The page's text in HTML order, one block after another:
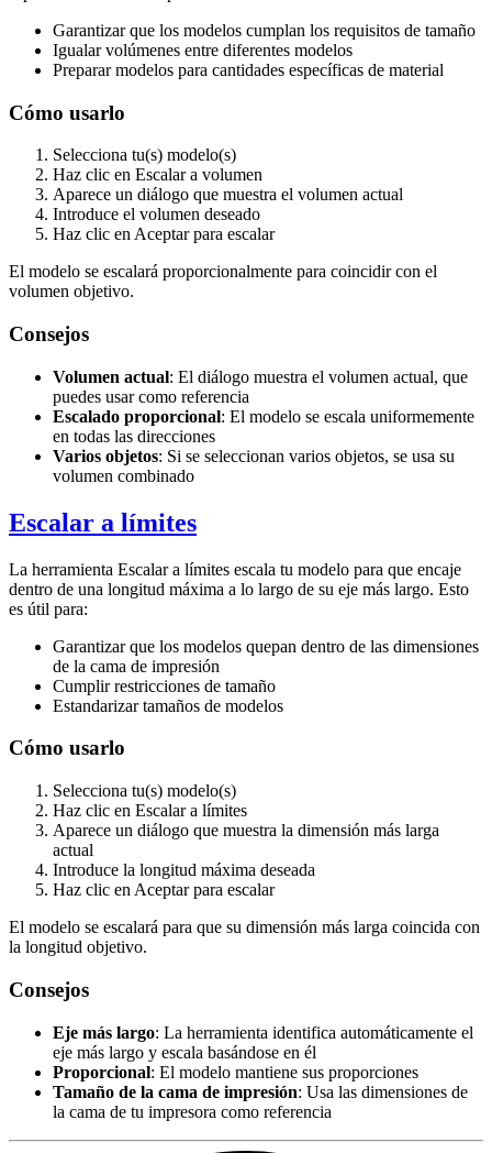
Garantizar que los modelos cumplan los requisitos de tamaño
Igualar volúmenes entre diferentes modelos
Preparar modelos para cantidades específicas de material
Cómo usarlo
Selecciona tu(s) modelo(s)
Haz clic en Escalar a volumen
Aparece un diálogo que muestra el volumen actual
Introduce el volumen deseado
Haz clic en Aceptar para escalar
El modelo se escalará proporcionalmente para coincidir con el
volumen objetivo.
Consejos
Volumen actual: El diálogo muestra el volumen actual, que
puedes usar como referencia
Escalado proporcional: El modelo se escala uniformemente
en todas las direcciones
Varios objetos: Si se seleccionan varios objetos, se usa su
volumen combinado
Escalar a límites
La herramienta Escalar a límites escala tu modelo para que encaje
dentro de una longitud máxima a lo largo de su eje más largo. Esto
es útil para:
Garantizar que los modelos quepan dentro de las dimensiones
de la cama de impresión
Cumplir restricciones de tamaño
Estandarizar tamaños de modelos
Cómo usarlo
Selecciona tu(s) modelo(s)
Haz clic en Escalar a límites
Aparece un diálogo que muestra la dimensión más larga
actual
Introduce la longitud máxima deseada
Haz clic en Aceptar para escalar
El modelo se escalará para que su dimensión más larga coincida con
la longitud objetivo.
Consejos
Eje más largo: La herramienta identifica automáticamente el
eje más largo y escala basándose en él
Proporcional: El modelo mantiene sus proporciones
Tamaño de la cama de impresión: Usa las dimensiones de
la cama de tu impresora como referencia